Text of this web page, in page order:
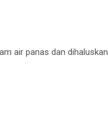
air panas dan dihaluskan